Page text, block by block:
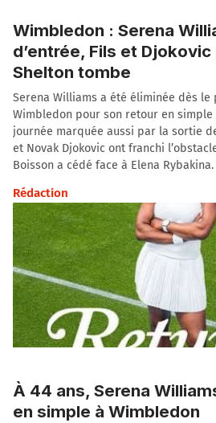
Wimbledon : Serena
d’entrée, Fils et
Shelton tombe
Serena Williams a été éliminée dès
Wimbledon pour son retour en simple
journée marquée aussi par la sortie
et Novak Djokovic ont franchi
Boisson a cédé face à Elena Rybakina.
Rédaction
À 44 ans, Serena
en simple à Wimbledon